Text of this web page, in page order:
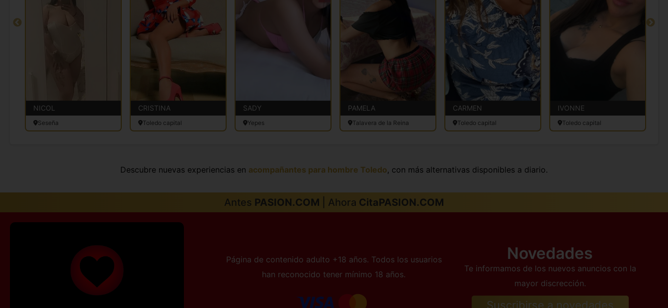
NICOL
Seseña
CRISTINA
Toledo capital
SADY
Yepes
PAMELA
Talavera de la Reina
CARMEN
Toledo capital
IVONNE
Toledo capital
Descubre nuevas experiencias en acompañantes para hombre Toledo, con más alternativas disponibles a diario.
Antes PASION.COM | Ahora CitaPASION.COM
Página de contenido adulto +18 años. Todos los usuarios
han reconocido tener mínimo 18 años.
Novedades
Te informamos de los nuevos anuncios con la
mayor discrección.
Suscribirse a novedades